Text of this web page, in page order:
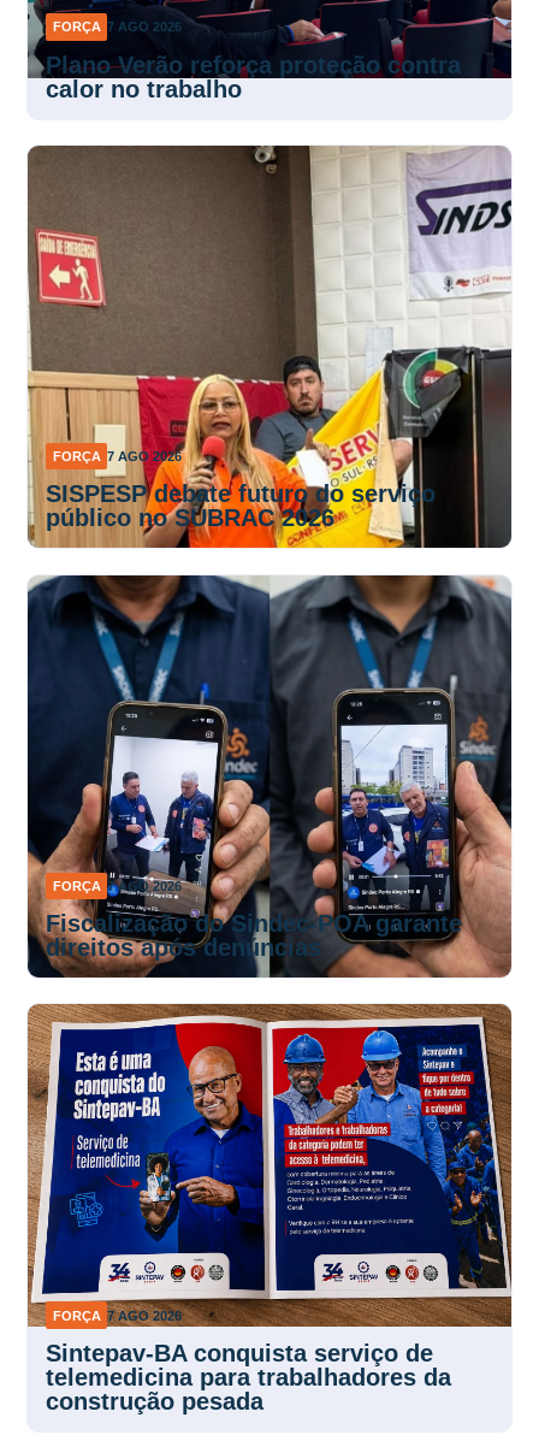
FORÇA 7 AGO 2026
Plano Verão reforça proteção contra
calor no trabalho
FORÇA 7 AGO 2026
SISPESP debate futuro do serviço
público no SUBRAC 2026
FORÇA 7 AGO 2026
Fiscalização do Sindec-POA garante
direitos após denúncias
FORÇA 7 AGO 2026
Sintepav-BA conquista serviço de
telemedicina para trabalhadores da
construção pesada